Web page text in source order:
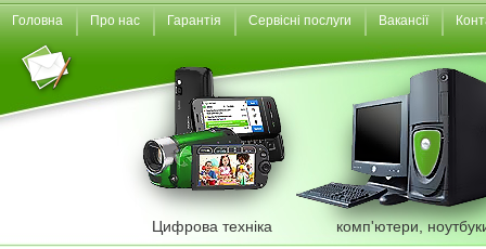
Головна Про нас Гарантія Сервісні послуги Вакансії
Цифрова техніка комп'ютери,